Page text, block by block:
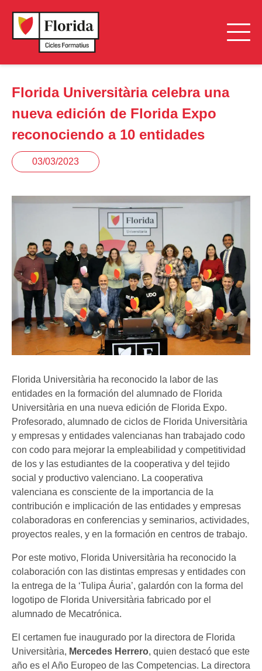
Florida Universitària celebra una
nueva edición de Florida Expo
reconociendo a 10 entidades
03/03/2023
Florida Universitària ha reconocido la labor de las
entidades en la formación del alumnado de Florida
Universitària en una nueva edición de Florida Expo.
Profesorado, alumnado de ciclos de Florida Universitària
y empresas y entidades valencianas han trabajado codo
con codo para mejorar la empleabilidad y competitividad
de los y las estudiantes de la cooperativa y del tejido
social y productivo valenciano. La cooperativa
valenciana es consciente de la importancia de la
contribución e implicación de las entidades y empresas
colaboradoras en conferencias y seminarios, actividades,
proyectos reales, y en la formación en centros de trabajo.
Por este motivo, Florida Universitària ha reconocido la
colaboración con las distintas empresas y entidades con
la entrega de la ‘Tulipa Áuria’, galardón con la forma del
logotipo de Florida Universitària fabricado por el
alumnado de Mecatrónica.
El certamen fue inaugurado por la directora de Florida
Universitària, Mercedes Herrero, quien destacó que este
año es el Año Europeo de las Competencias. La directora